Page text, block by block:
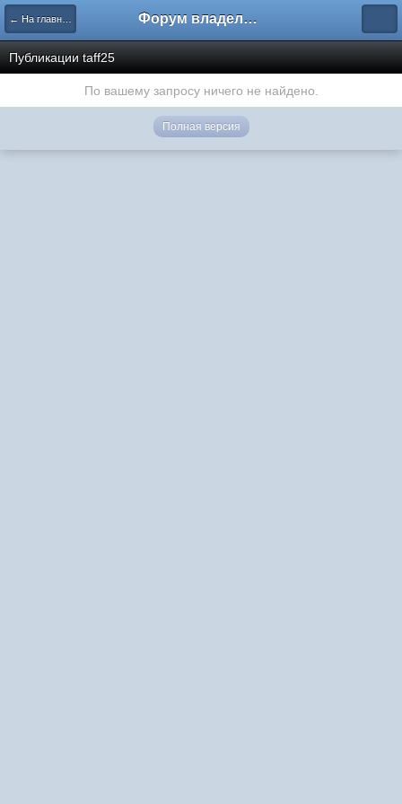
← На главную Форум владельцев интернет-магазинов
Публикации taff25
По вашему запросу ничего не найдено.
Полная версия